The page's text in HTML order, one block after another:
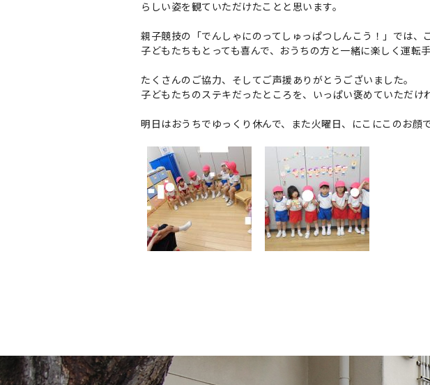
らしい姿を観ていただけたことと思います。
親子競技の「でんしゃにのってしゅっぱつしんこう！」では、
子どもたちもとっても喜んで、おうちの方と一緒に楽しく運転
たくさんのご協力、そしてご声援ありがとうございました。
子どもたちのステキだったところを、いっぱい褒めていただけ
明日はおうちでゆっくり休んで、また火曜日、にこにこのお